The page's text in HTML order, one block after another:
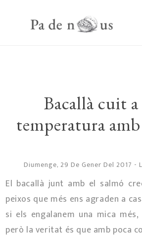
Bacallà cuit a
temperatura
Diumenge, 29 De Gener Del 2017 -
El bacallà junt amb el salmó
peixos que més ens agraden a
si els engalanem una mica
però la veritat és que amb poca